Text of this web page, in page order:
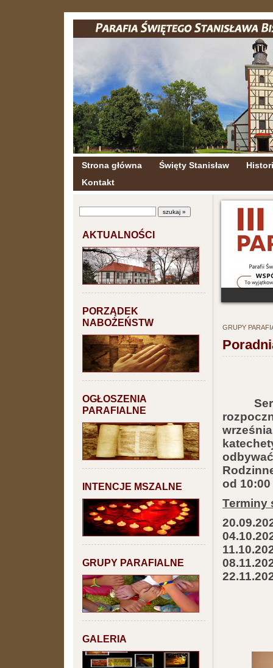
Strona główna Święty Stanisław
Kontakt
AKTUALNOŚCI
PORZĄDEK
NABOŻEŃSTW
OGŁOSZENIA
PARAFIALNE
INTENCJE MSZALNE
GRUPY PARAFIALNE
GALERIA
GRUPY
Seria
od
Terminy